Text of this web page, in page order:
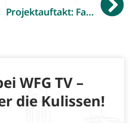
Projektauftakt: Familienunternehmen im Münsterland und in Overijssel machen sich gemeinsam fit für die Zukunft
WFG TV –
die Kulissen!